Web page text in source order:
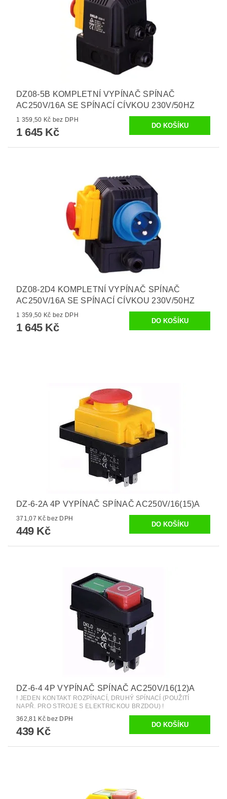
DZ08-5B KOMPLETNÍ VYPÍNAČ SPÍNAČ
AC250V/16A SE SPÍNACÍ CÍVKOU 230V/50HZ
1 359,50 Kč bez DPH
1 645 Kč
DZ08-2D4 KOMPLETNÍ VYPÍNAČ SPÍNAČ
AC250V/16A SE SPÍNACÍ CÍVKOU 230V/50HZ
1 359,50 Kč bez DPH
1 645 Kč
DZ-6-2A 4P VYPÍNAČ SPÍNAČ AC250V/16(15)A
371,07 Kč bez DPH
449 Kč
DZ-6-4 4P VYPÍNAČ SPÍNAČ AC250V/16(12)A
! JEDEN KONTAKT ROZPÍNACÍ, DRUHÝ SPÍNACÍ (POUŽITÍ
NAPŘ. PRO STROJE S ELEKTRICKOU BRZDOU) !
362,81 Kč bez DPH
439 Kč